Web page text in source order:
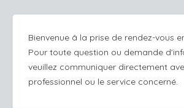
Bienvenue â la prise de rendez-vous
Pour toute question ou demande
veuillez communiquer directement
professionnel ou le service concerné.